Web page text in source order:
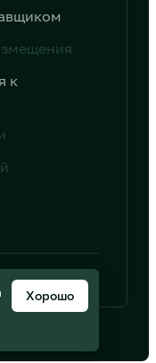
к
Дизайн от AIC
Хорошо